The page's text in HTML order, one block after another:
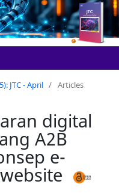
JTC - April / Articles
digital
A2B
e-